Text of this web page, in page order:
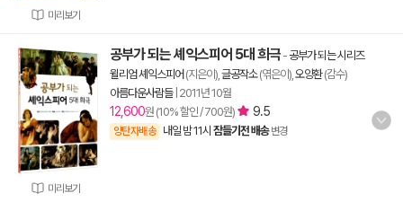
미리보기
미리보기
공부가 되는 셰익스피어 5대 희극 -공부가 되는 시리즈
윌리엄 셰익스피어 (지은이), 글공작소(엮은이), 오양환(감수)
아름다운사람들| 2011년 10월
12,600원 (10% 할인 / 700원) 9.5
양탄자배송 내일 밤 11시 잠들기전 배송 변경